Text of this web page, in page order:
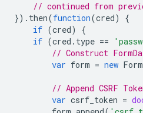
// continued from
}). then(function(cred)
{
if (cred)
{
if (cred . type ==
// Construct
var form = new
// Append CSRF
var csrf_token =